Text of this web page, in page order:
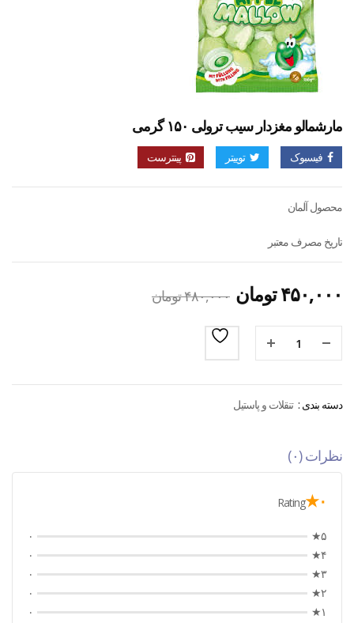
مارشمالو مغزدار سیب ترولی ۱۵۰ گرمی
فیسبوک توییتر پینترست
محصول آلمان
تاریخ مصرف معتبر
۴۸۰,۰۰۰تومان ۴۵۰,۰۰۰تومان
دسته بندی : تنقلات و پاستیل
نظرات (۰)
۰★ Rating
۵★
۰
۴★
۰
۳★
۰
۲★
۰
۱★
۰